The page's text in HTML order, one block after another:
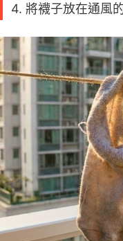
4. 將襪子放在通風